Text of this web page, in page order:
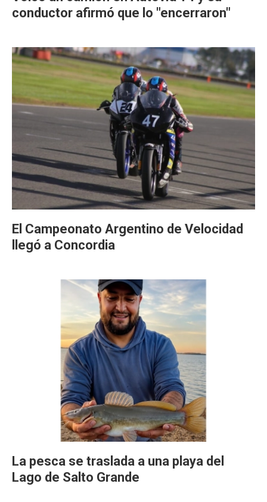
conductor afirmó que lo "encerraron"
El Campeonato Argentino de Velocidad
llegó a Concordia
La pesca se traslada a una playa del
Lago de Salto Grande